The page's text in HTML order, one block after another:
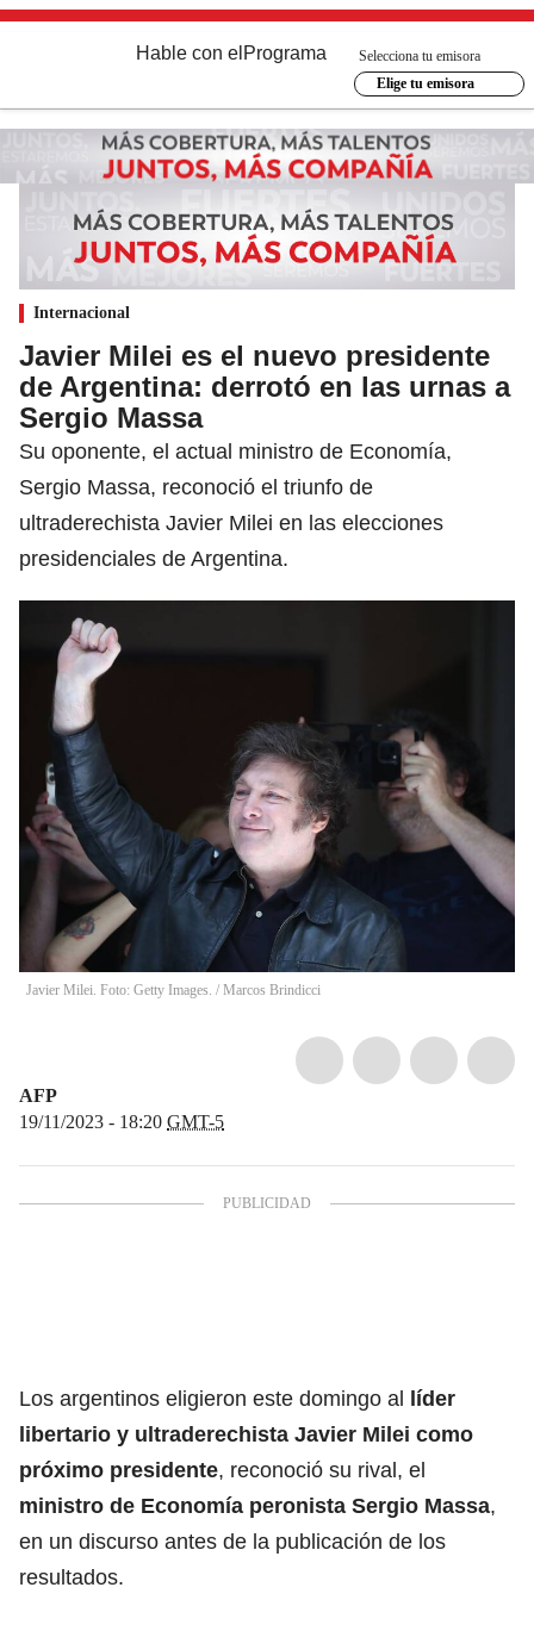
Hable con el Programa
Selecciona tu emisora
Elige tu emisora
Internacional
Javier Milei es el nuevo presidente
de Argentina: derrotó en las urnas a
Sergio Massa
Su oponente, el actual ministro de Economía,
Sergio Massa, reconoció el triunfo de
ultraderechista Javier Milei en las elecciones
presidenciales de Argentina.
Javier Milei. Foto: Getty Images. / Marcos Brindicci
AFP
19/11/2023 - 18:20 GMT-5
Los argentinos eligieron este domingo al líder
libertario y ultraderechista Javier Milei como
próximo presidente, reconoció su rival, el
ministro de Economía peronista Sergio Massa,
en un discurso antes de la publicación de los
resultados.